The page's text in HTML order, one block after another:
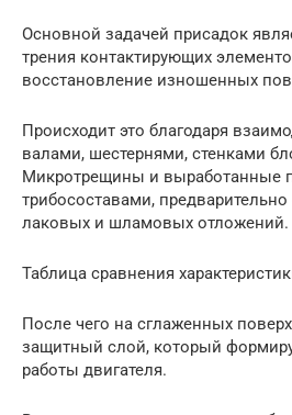
Основной задачей присадок
трения контактирующих
восстановление изношенных
Происходит это благодаря
валами, шестернями, стенками
Микротрещины и выработанные
трибосоставами,
лаковых и шламовых отложений.
Таблица сравнения
После чего на сглаженных
защитный слой, который
работы двигателя.